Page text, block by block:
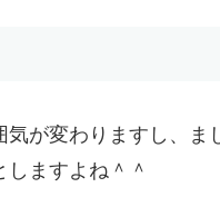
が変わりますし、
ますよね＾＾